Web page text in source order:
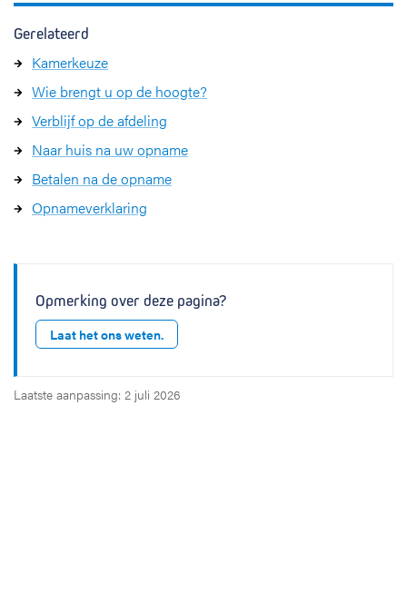
Gerelateerd
Kamerkeuze
Wie brengt u op de hoogte?
Verblijf op de afdeling
Naar huis na uw opname
Betalen na de opname
Opnameverklaring
Opmerking over deze pagina?
Laat het ons weten.
Laatste aanpassing: 2 juli 2026